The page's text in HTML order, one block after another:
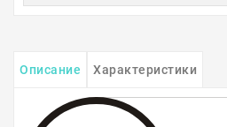
Описание Характеристики